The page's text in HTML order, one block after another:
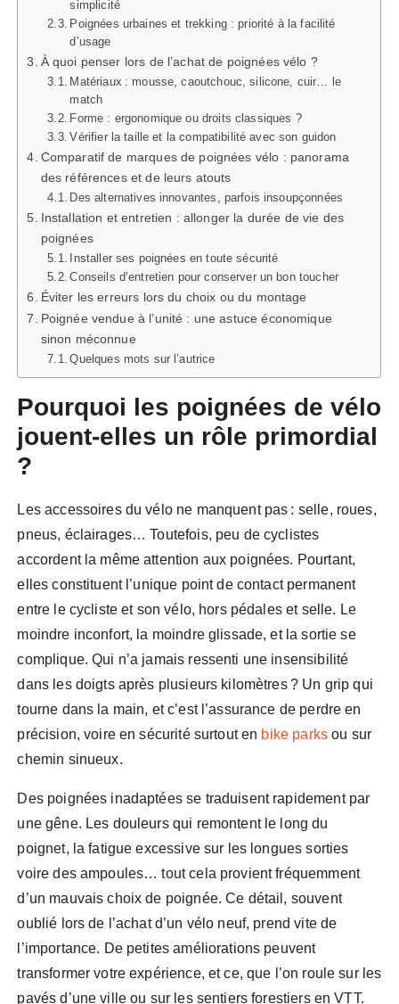
simplicité
Poignées urbaines et trekking : priorité à la facilité
d’usage
À quoi penser lors de l’achat de poignées vélo ?
Matériaux : mousse, caoutchouc, silicone, cuir… le
match
Forme : ergonomique ou droits classiques ?
Vérifier la taille et la compatibilité avec son guidon
Comparatif de marques de poignées vélo : panorama
des références et de leurs atouts
Des alternatives innovantes, parfois insoupçonnées
Installation et entretien : allonger la durée de vie des
poignées
Installer ses poignées en toute sécurité
Conseils d’entretien pour conserver un bon toucher
Éviter les erreurs lors du choix ou du montage
Poignée vendue à l’unité : une astuce économique
sinon méconnue
Quelques mots sur l’autrice
Pourquoi les poignées de vélo
jouent-elles un rôle primordial
?
Les accessoires du vélo ne manquent pas : selle, roues,
pneus, éclairages… Toutefois, peu de cyclistes
accordent la même attention aux poignées. Pourtant,
elles constituent l’unique point de contact permanent
entre le cycliste et son vélo, hors pédales et selle. Le
moindre inconfort, la moindre glissade, et la sortie se
complique. Qui n’a jamais ressenti une insensibilité
dans les doigts après plusieurs kilomètres ? Un grip qui
tourne dans la main, et c’est l’assurance de perdre en
précision, voire en sécurité surtout en bike parks ou sur
chemin sinueux.
Des poignées inadaptées se traduisent rapidement par
une gêne. Les douleurs qui remontent le long du
poignet, la fatigue excessive sur les longues sorties
voire des ampoules… tout cela provient fréquemment
d’un mauvais choix de poignée. Ce détail, souvent
oublié lors de l’achat d’un vélo neuf, prend vite de
l’importance. De petites améliorations peuvent
transformer votre expérience, et ce, que l’on roule sur les
pavés d’une ville ou sur les sentiers forestiers en VTT.